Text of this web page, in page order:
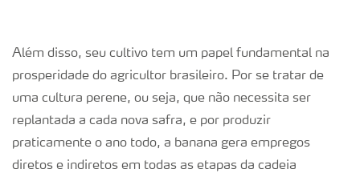
Além disso, seu cultivo tem um papel fundamental na
prosperidade do agricultor brasileiro. Por se tratar de
uma cultura perene, ou seja, que não necessita ser
replantada a cada nova safra, e por produzir
praticamente o ano todo, a banana gera empregos
diretos e indiretos em todas as etapas da cadeia